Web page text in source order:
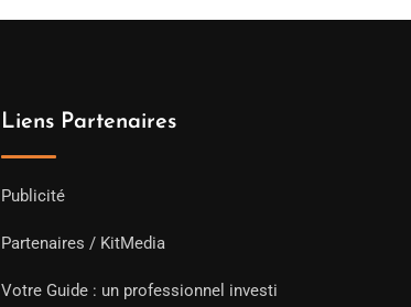
Liens Partenaires
Publicité
Partenaires / KitMedia
Votre Guide : un professionnel investi